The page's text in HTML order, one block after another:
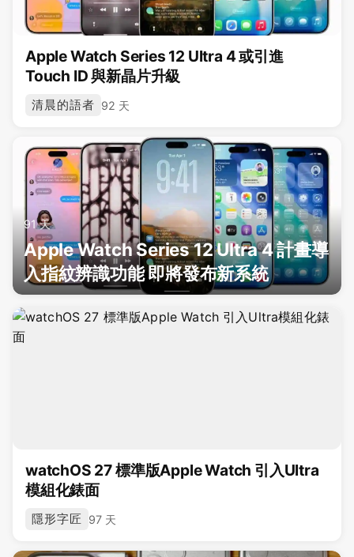
Apple Watch Series 12 Ultra 4 或引進
Touch ID 與新晶片升級
清晨的語者 92 天
91 天
Apple Watch Series 12 Ultra 4 計畫導
入指紋辨識功能 即將發布新系統
watchOS 27 標準版Apple Watch 引入Ultra
模組化錶面
隱形字匠 97 天